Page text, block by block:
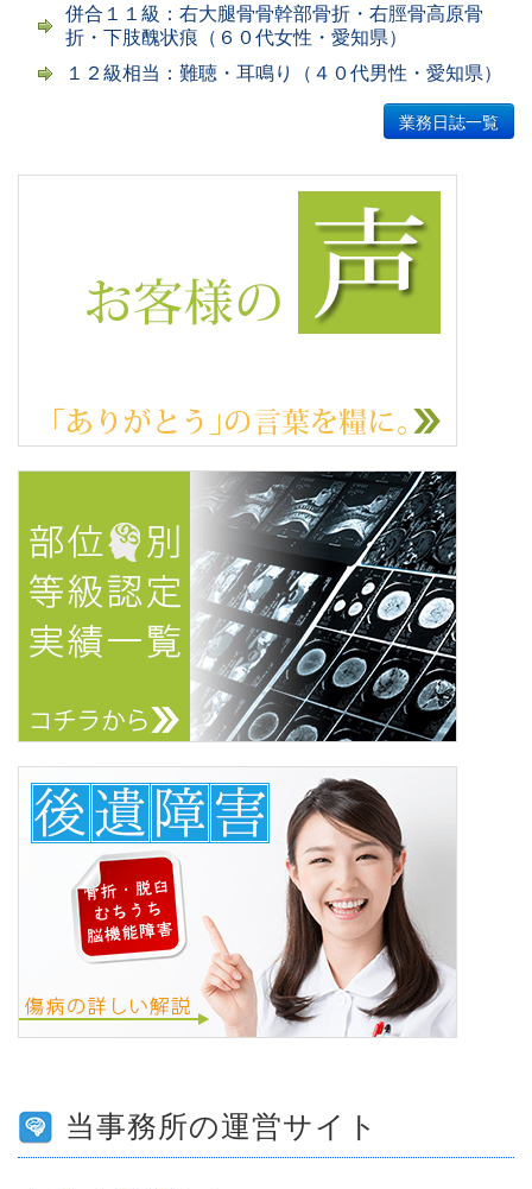
併合１１級：右大腿骨骨幹部骨折・右脛骨高原骨
折・下肢醜状痕（６０代女性・愛知県）
１２級相当：難聴・耳鳴り（４０代男性・愛知県）
業務日誌一覧
当事務所の運営サイト